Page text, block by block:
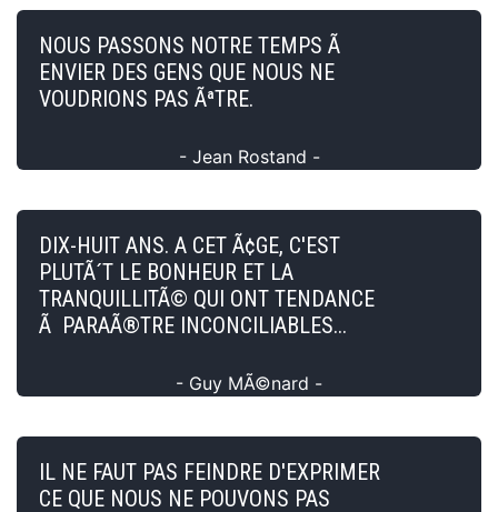
NOUS PASSONS NOTRE TEMPS Ã
ENVIER DES GENS QUE NOUS NE
VOUDRIONS PAS ÃªTRE.
- Jean Rostand -
DIX-HUIT ANS. A CET Ã¢GE, C'EST
PLUTÃ´T LE BONHEUR ET LA
TRANQUILLITÃ© QUI ONT TENDANCE
Ã PARAÃ®TRE INCONCILIABLES...
- Guy MÃ©nard -
IL NE FAUT PAS FEINDRE D'EXPRIMER
CE QUE NOUS NE POUVONS PAS